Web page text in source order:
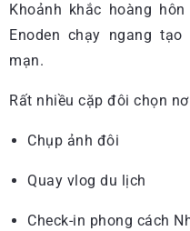
Khoảnh khắc hoàng
Enoden chạy ngang
mạn.
Rất nhiều cặp đôi chọn
Chụp ảnh đôi
Quay vlog du lịch
Check-in phong cách